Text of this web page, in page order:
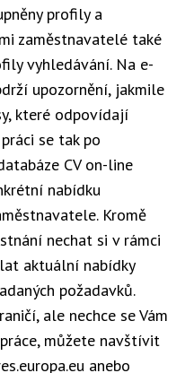
profily a
zaměstnavatelé také
vyhledávání. Na e-
upozornění, jakmile
které odpovídají
se tak po
CV on-line
nabídku
Kromě
nechat si v rámci
aktuální nabídky
požadavků.
ale nechce se Vám
můžete navštívit
anebo